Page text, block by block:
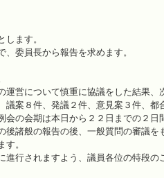
ます。
委員長から報告を求めます。
営について慎重に協議をした結果、
案８件、発議２件、意見案３件、都
の会期は本日から２２日までの２日
諸般の報告の後、一般質問の審議
。
行されますよう、議員各位の特段の